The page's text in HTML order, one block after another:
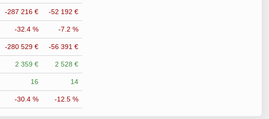
-287 216 € -52 192 €
-32.4 % -7.2 %
-280 529 € -56 391 €
2 359 € 2 528 €
16 14
-30.4 % -12.5 %